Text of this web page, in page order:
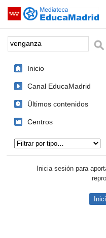
Saltar navegación
Palabra o frase:
Inicio
Canal EducaMadrid
Últimos contenidos
Centros
Inicia sesión para